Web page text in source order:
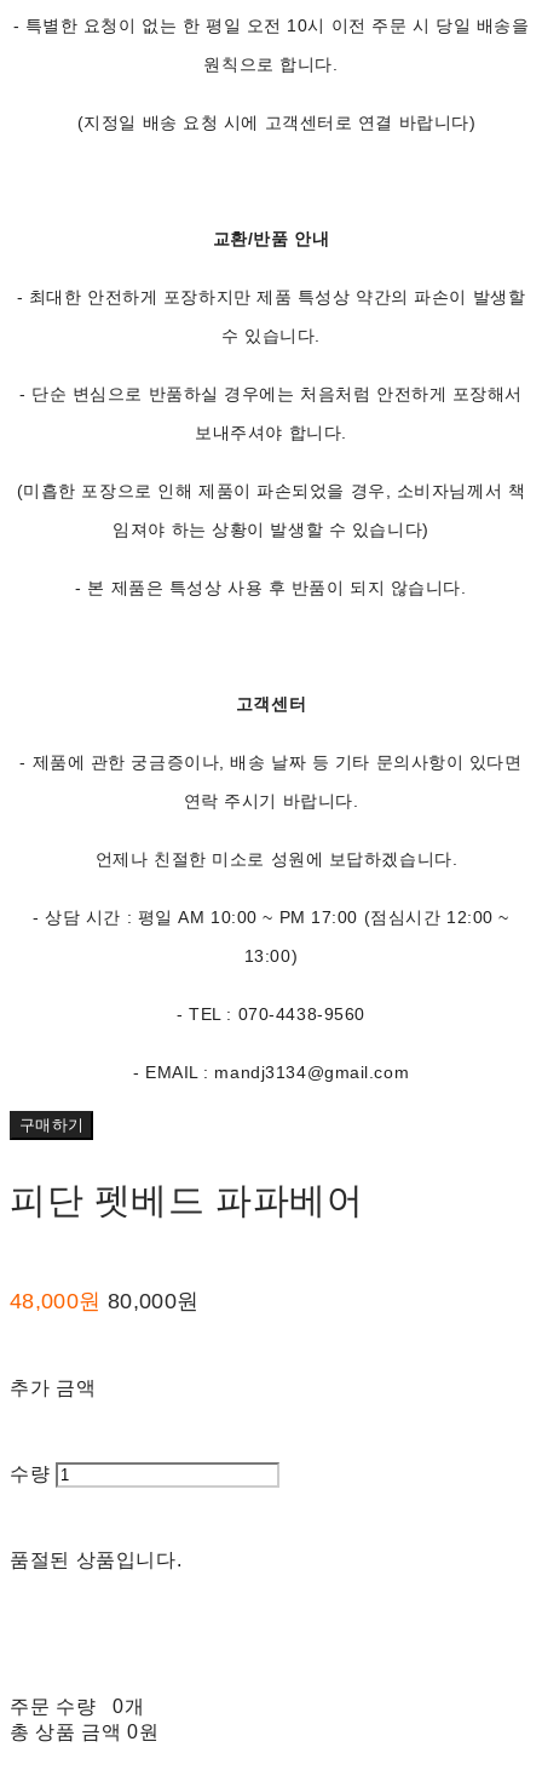
- 특별한 요청이 없는 한 평일 오전 10시 이전 주문 시 당일 배송을
원칙으로 합니다.
(지정일 배송 요청 시에 고객센터로 연결 바랍니다)
교환/반품 안내
- 최대한 안전하게 포장하지만 제품 특성상 약간의 파손이 발생할
수 있습니다.
- 단순 변심으로 반품하실 경우에는 처음처럼 안전하게 포장해서
보내주셔야 합니다.
(미흡한 포장으로 인해 제품이 파손되었을 경우, 소비자님께서 책
임져야 하는 상황이 발생할 수 있습니다)
- 본 제품은 특성상 사용 후 반품이 되지 않습니다.
고객센터
- 제품에 관한 궁금증이나, 배송 날짜 등 기타 문의사항이 있다면
연락 주시기 바랍니다.
언제나 친절한 미소로 성원에 보답하겠습니다.
- 상담 시간 : 평일 AM 10:00 ~ PM 17:00 (점심시간 12:00 ~
13:00)
- TEL : 070-4438-9560
- EMAIL : mandj3134@gmail.com
구매하기
피단 펫베드 파파베어
48,000원 80,000원
추가 금액
수량
품절된 상품입니다.
주문 수량
0개
총 상품 금액 0원